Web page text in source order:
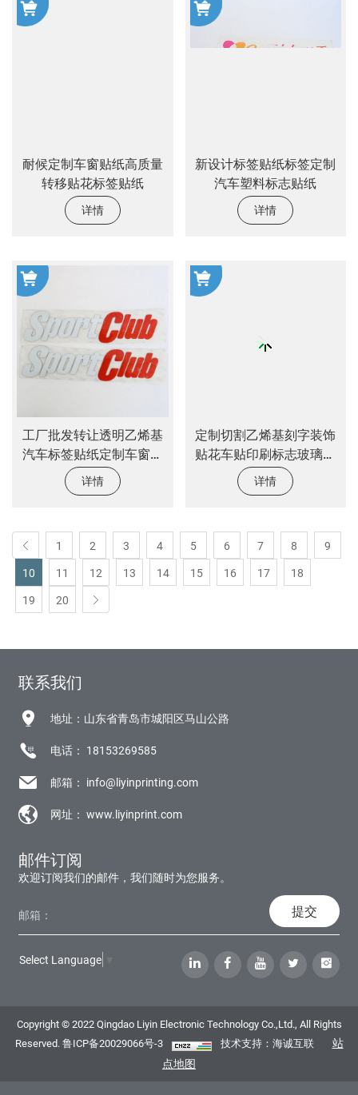
耐候定制车窗贴纸高质量
转移贴花标签贴纸
详情
新设计标签贴纸标签定制
汽车塑料标志贴纸
详情
工厂批发转让透明乙烯基
汽车标签贴纸定制车窗贴
花贴纸
详情
定制切割乙烯基刻字装饰
贴花车贴印刷标志玻璃窗
防水UV转印塑料贴纸
详情
1 2 3 4 5 6 7 8
9
10
11 12 13 14 15 16 17
18
19
20
联系我们
地址：山东省青岛市城阳区马山公路
电话： 18153269585
邮箱： info@liyinprinting.com
网址：www.liyinprint.com
邮件订阅
欢迎订阅我们的邮件，我们随时为您服务。
提交
Select Language
Copyright © 2022 Qingdao Liyin Electronic Technology Co.,Ltd., All Rights
Reserved.鲁ICP备20029066号-3 技术支持：海诚互联
站
点地图